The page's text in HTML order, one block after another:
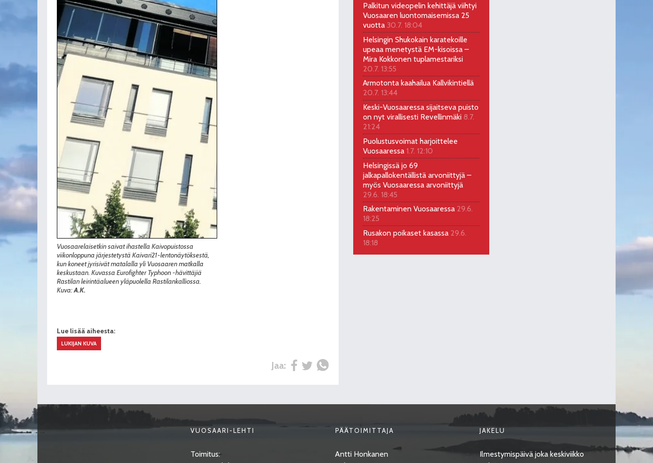
Vuosaarelaisetkin saivat ihastella Kaivopuistossa
viikonloppuna järjestetystä Kaivari21-lentonäytöksestä,
kun koneet jyrisivät matalalla yli Vuosaaren matkalla
keskustaan. Kuvassa Eurofighter Typhoon -hävittäjiä
Rastilan leirintäalueen yläpuolella Rastilankalliossa.
Kuva:A.K.
Lue lisää aiheesta:
LUKIJAN KUVA
Jaa:
Palkitun videopelin kehittäjä viihtyi
Vuosaaren luontomaisemissa 25
vuotta 30.7. 18:04
Helsingin Shukokain karatekoille
upeaa menetystä EM-kisoissa –
Mira Kokkonen tuplamestariksi
20.7. 13:55
Armotonta kaahailua Kallvikintiellä
20.7. 13:44
Keski-Vuosaaressa sijaitseva puisto
on nyt virallisesti Revellinmäki 8.7.
21:24
Puolustusvoimat harjoittelee
Vuosaaressa 1.7. 12:10
Helsingissä jo 69
jalkapallokentällistä arvoniittyjä –
myös Vuosaaressa arvoniittyjä
29.6. 18:45
Rakentaminen Vuosaaressa 29.6.
18:25
Rusakon poikaset kasassa 29.6.
18:18
VUOSAARI-LEHTI
Toimitus:
PÄÄTOIMITTAJA
Antti Honkanen
JAKELU
Ilmestymispäivä joka keskiviikko